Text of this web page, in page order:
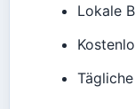
Lokale